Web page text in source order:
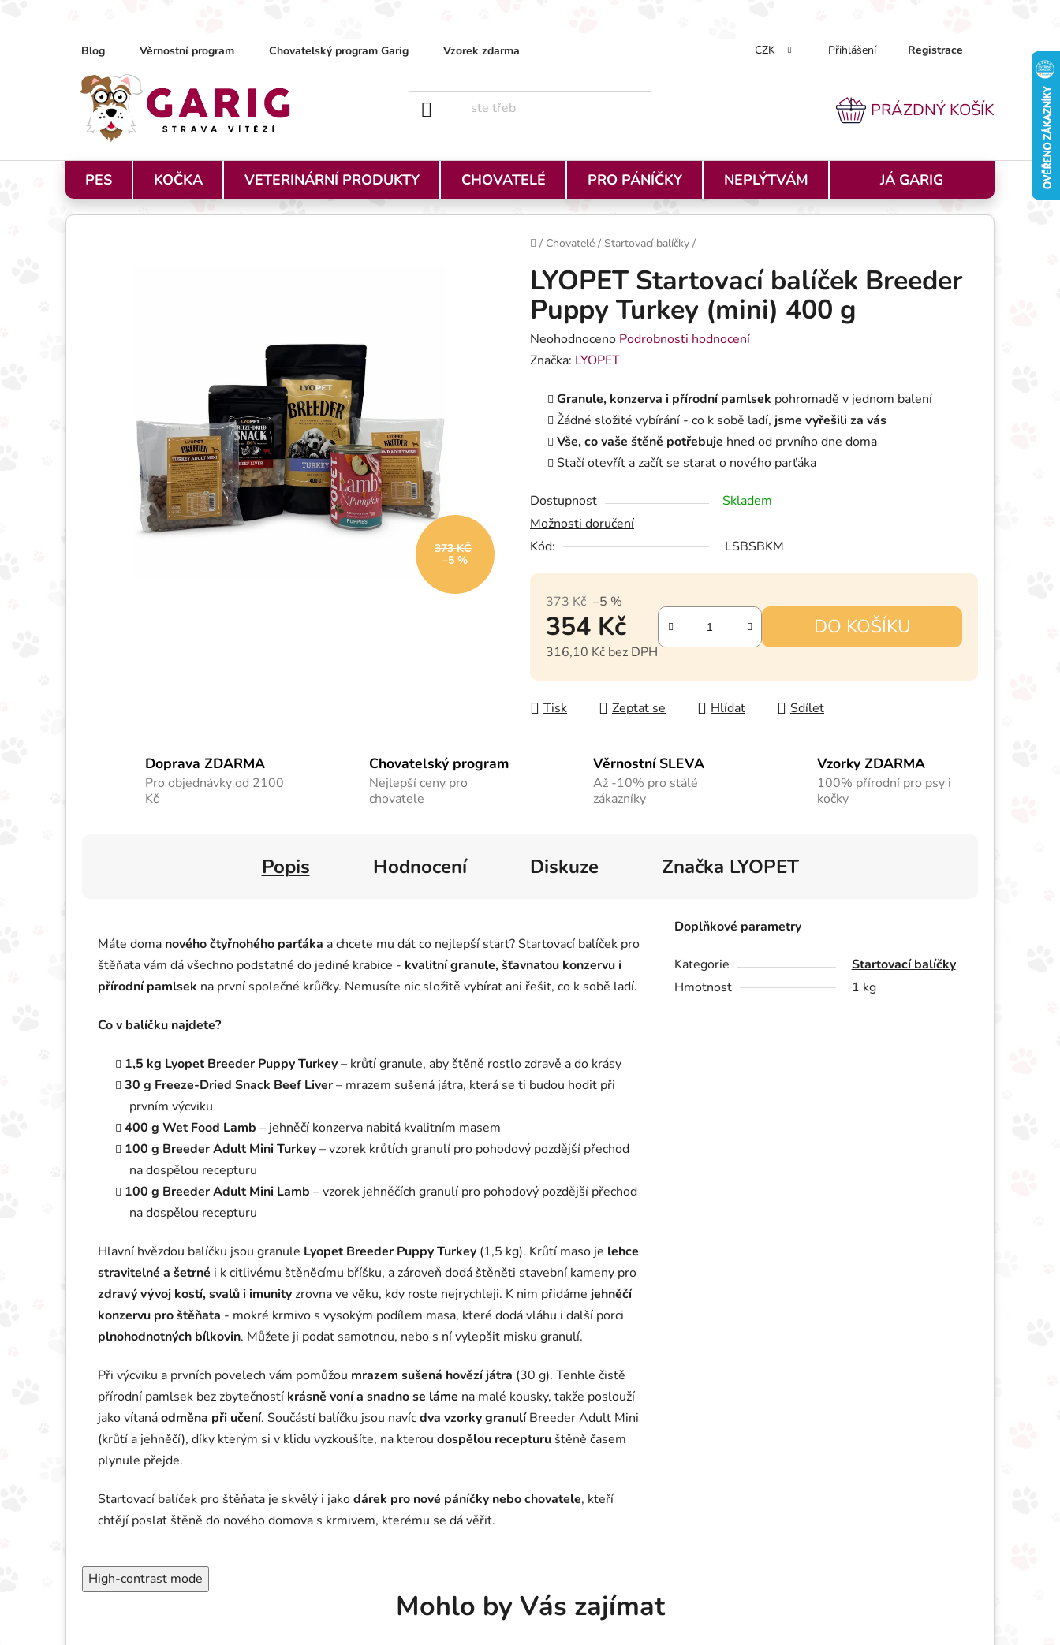
Přejít na obsahBlog Věrnostní program Chovatelský program Garig Vzorek zdarma Jak nakupovat Doprava a platba Podmínky ochrany
CZK Přihlášení Registrace
NÁKUPNÍ KOŠÍK
PRÁZDNÝ KOŠÍK
PES KOČKA VETERINÁRNÍ PRODUKTY CHOVATELÉ PRO PÁNÍČKY NEPLÝTVÁM JÁ GARIG
Domů
/ Chovatelé / Startovací balíčky /
LYOPET Startovací balíček Breeder
Puppy Turkey (mini) 400 g
Průměrné hodnocení produktu je 0,0 z 5 hvězdiček.
Neohodnoceno Podrobnosti hodnocení
Značka: LYOPET
Granule, konzerva i přírodní pamlsek pohromadě v jednom balení
Žádné složité vybírání - co k sobě ladí, jsme vyřešili za vás
Vše, co vaše štěně potřebuje hned od prvního dne doma
Stačí otevřít a začít se starat o nového parťáka
Dostupnost
Skladem
Možnosti doručení
Kód:
LSBSBKM
373 Kč –5 %
354 Kč
316,10 Kč bez DPH
Měrná cena:
DO KOŠÍKU
Tisk Zeptat se Hlídat Sdílet
373 KČ
–5 %
Doprava ZDARMA
Pro objednávky od 2100
Kč
Chovatelský program
Nejlepší ceny pro
chovatele
Věrnostní SLEVA
Až -10% pro stálé
zákazníky
Vzorky ZDARMA
100% přírodní pro psy i
kočky
Popis Hodnocení Diskuze Značka LYOPET
Máte doma nového čtyřnohého parťáka a chcete mu dát co nejlepší start? Startovací balíček pro
štěňata vám dá všechno podstatné do jediné krabice - kvalitní granule, šťavnatou konzervu i
přírodní pamlsek na první společné krůčky. Nemusíte nic složitě vybírat ani řešit, co k sobě ladí.
Co v balíčku najdete?
1,5 kg Lyopet Breeder Puppy Turkey– krůtí granule, aby štěně rostlo zdravě a do krásy
30 g Freeze-Dried Snack Beef Liver– mrazem sušená játra, která se ti budou hodit při
prvním výcviku
400 g Wet Food Lamb – jehněčí konzerva nabitá kvalitním masem
100 g Breeder Adult Mini Turkey– vzorek krůtích granulí pro pohodový pozdější přechod
na dospělou recepturu
100 g Breeder Adult Mini Lamb – vzorek jehněčích granulí pro pohodový pozdější přechod
na dospělou recepturu
Hlavní hvězdou balíčku jsou granule Lyopet Breeder Puppy Turkey (1,5 kg). Krůtí maso je lehce
stravitelné a šetrné i k citlivému štěněcímu bříšku, a zároveň dodá štěněti stavební kameny pro
zdravý vývoj kostí, svalů i imunityzrovna ve věku, kdy roste nejrychleji. K nim přidáme jehněčí
konzervu pro štěňata - mokré krmivo s vysokým podílem masa, které dodá vláhu i další porci
plnohodnotných bílkovin. Můžete ji podat samotnou, nebo s ní vylepšit misku granulí.
Při výcviku a prvních povelech vám pomůžou mrazem sušená hovězí játra (30 g). Tenhle čistě
přírodní pamlsek bez zbytečností krásně voní a snadno se láme na malé kousky, takže poslouží
jako vítanáodměna při učení. Součástí balíčku jsou navícdva vzorky granulíBreeder Adult Mini
(krůtí a jehněčí), díky kterým si v klidu vyzkoušíte, na kterou dospělou recepturu štěně časem
plynule přejde.
Startovací balíček pro štěňata je skvělý i jakodárek pro nové páníčky nebo chovatele, kteří
chtějí poslat štěně do nového domova s krmivem, kterému se dá věřit.
Doplňkové parametry
Kategorie
Startovací balíčky
Hmotnost
1 kg
High-contrast mode
Mohlo by Vás zajímat